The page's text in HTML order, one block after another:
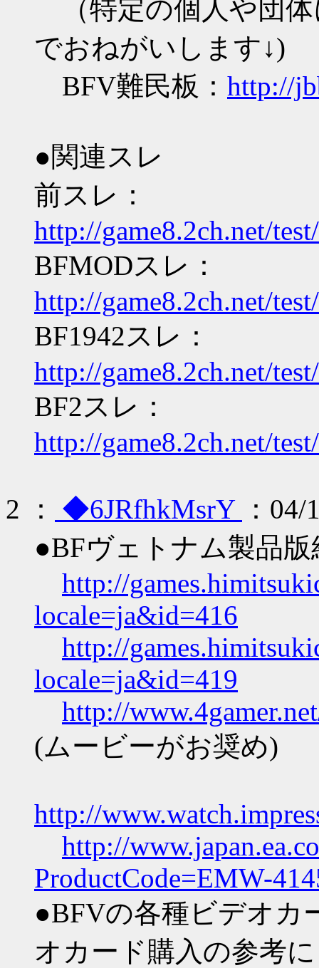
（特定の個人や団体
でおねがいします↓)
BFV難民板： http://
●関連スレ
前スレ：
http://game8.2ch.net/
BFMODスレ：
http://game8.2ch.net/
BF1942スレ：
http://game8.2ch.net/
BF2スレ：
http://game8.2ch.net/
2 ： ◆6JRfhkMsrY
：
●BFヴェトナム製品
http://
locale=ja&id=416
http://
locale=ja&id=419
http://
(ムービーがお奨め)
http://
http://
ProductCode=EMW-
●BFVの各種ビデオカ
オカード購入の参考